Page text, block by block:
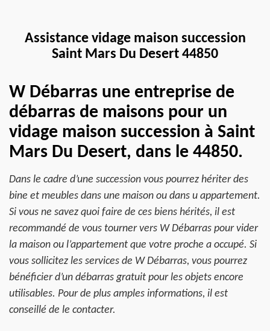
Assistance vidage maison succession
Saint Mars Du Desert 44850
W Débarras une entreprise de
débarras de maisons pour un
vidage maison succession à Saint
Mars Du Desert, dans le 44850.
Dans le cadre d’une succession vous pourrez hériter des
bine et meubles dans une maison ou dans u appartement.
Si vous ne savez quoi faire de ces biens hérités, il est
recommandé de vous tourner vers W Débarras pour vider
la maison ou l’appartement que votre proche a occupé. Si
vous sollicitez les services de W Débarras, vous pourrez
bénéficier d’un débarras gratuit pour les objets encore
utilisables. Pour de plus amples informations, il est
conseillé de le contacter.